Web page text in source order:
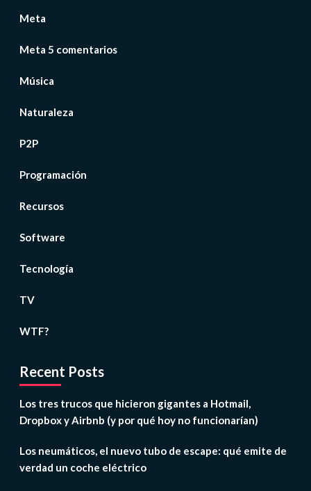
Meta
Meta 5 comentarios
Música
Naturaleza
P2P
Programación
Recursos
Software
Tecnología
TV
WTF?
Recent Posts
Los tres trucos que hicieron gigantes a Hotmail,
Dropbox y Airbnb (y por qué hoy no funcionarían)
Los neumáticos, el nuevo tubo de escape: qué emite de
verdad un coche eléctrico